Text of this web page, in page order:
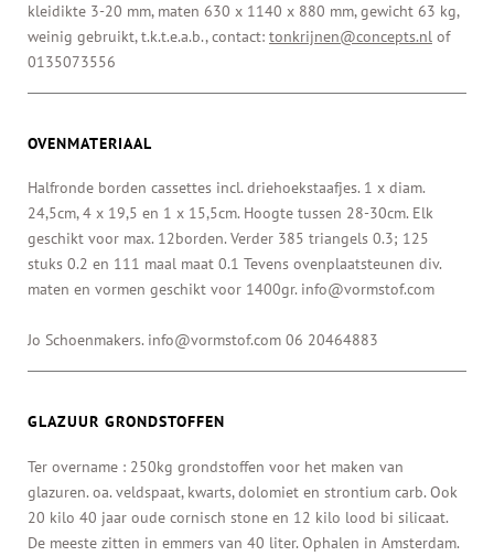
kleidikte 3-20 mm, maten 630 x 1140 x 880 mm, gewicht 63 kg,
weinig gebruikt, t.k.t.e.a.b., contact: tonkrijnen@concepts.nl of
0135073556
OVENMATERIAAL
Halfronde borden cassettes incl. driehoekstaafjes. 1 x diam.
24,5cm, 4 x 19,5 en 1 x 15,5cm. Hoogte tussen 28-30cm. Elk
geschikt voor max. 12borden. Verder 385 triangels 0.3; 125
stuks 0.2 en 111 maal maat 0.1 Tevens ovenplaatsteunen div.
maten en vormen geschikt voor 1400gr. info@vormstof.com
Jo Schoenmakers. info@vormstof.com 06 20464883
GLAZUUR GRONDSTOFFEN
Ter overname : 250kg grondstoffen voor het maken van
glazuren. oa. veldspaat, kwarts, dolomiet en strontium carb. Ook
20 kilo 40 jaar oude cornisch stone en 12 kilo lood bi silicaat.
De meeste zitten in emmers van 40 liter. Ophalen in Amsterdam.